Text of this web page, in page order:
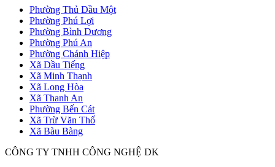
Phường Thủ Dầu Một
Phường Phú Lợi
Phường Bình Dương
Phường Phú An
Phường Chánh Hiệp
Xã Dầu Tiếng
Xã Minh Thạnh
Xã Long Hòa
Xã Thanh An
Phường Bến Cát
Xã Trừ Văn Thố
Xã Bàu Bàng
CÔNG TY TNHH CÔNG NGHỆ DK